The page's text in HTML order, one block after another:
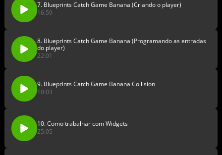
7. Blueprints Catch Game Banana (Criando o player)
16:59
8. Blueprints Catch Game Banana (Programando as entradas
do player)
22:01
9. Blueprints Catch Game Banana Collision
10:03
10. Como trabalhar com Widgets
25:05